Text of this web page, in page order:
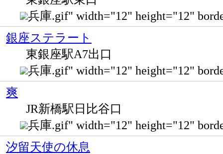
兵庫.gif" width="12" height="12"
銀座ステラート
東銀座駅A7出口
兵庫.gif" width="12" height="12"
爽
JR新橋駅日比谷口
兵庫.gif" width="12" height="12"
汐留天使の休息